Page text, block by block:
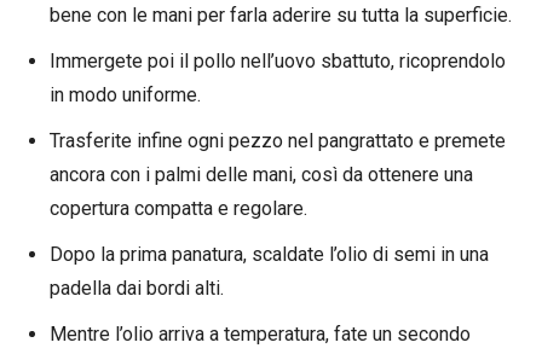
bene con le mani per farla aderire su tutta la superficie.
Immergete poi il pollo nell’uovo sbattuto, ricoprendolo
in modo uniforme.
Trasferite infine ogni pezzo nel pangrattato e premete
ancora con i palmi delle mani, così da ottenere una
copertura compatta e regolare.
Dopo la prima panatura, scaldate l’olio di semi in una
padella dai bordi alti.
Mentre l’olio arriva a temperatura, fate un secondo